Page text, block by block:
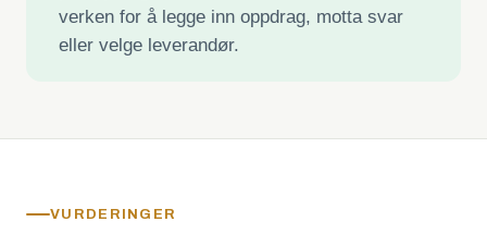
verken for å legge inn oppdrag, motta svar
eller velge leverandør.
VURDERINGER